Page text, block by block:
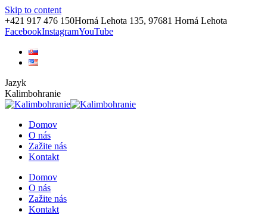
Skip to content
+421 917 476 150Horná Lehota 135, 97681 Horná Lehota
FacebookInstagramYouTube
Jazyk
Kalimbohranie
Domov
O nás
Zažite nás
Kontakt
Domov
O nás
Zažite nás
Kontakt